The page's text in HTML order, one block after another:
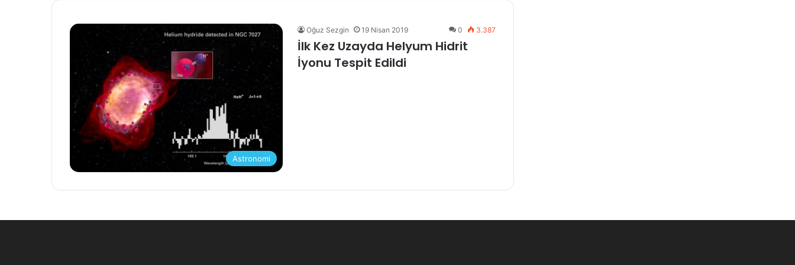
Astronomi
Oğuz Sezgin 19 Nisan 2019 0 3.387
İlk Kez Uzayda Helyum Hidrit
İyonu Tespit Edildi